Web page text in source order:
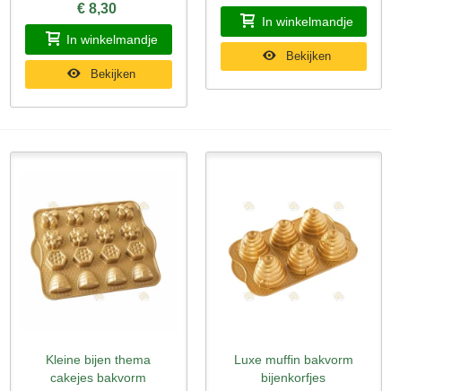
€ 8,30
In winkelmandje
Bekijken
In winkelmandje
Bekijken
Snel bekijken
Kleine bijen thema
cakejes bakvorm
Snel bekijken
Luxe muffin bakvorm
bijenkorfjes